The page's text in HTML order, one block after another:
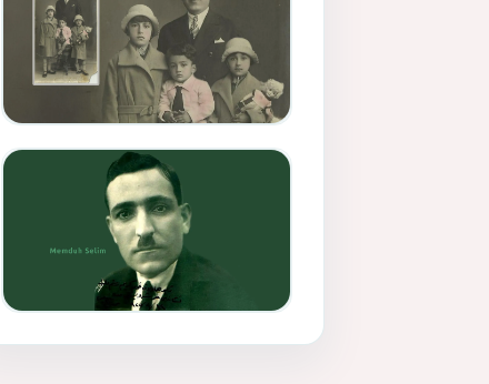
Mihemed Mîhrî Hîlav ji
afirênerên rewşenbîriya
Memduh Selim ve Xoybûn